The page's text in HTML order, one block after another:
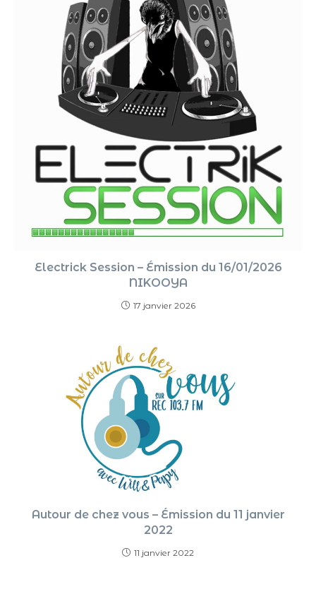
Electrick Session – Émission du 16/01/2026
NIKOOYA
17 janvier 2026
Autour de chez vous – Émission du 11 janvier
2022
11 janvier 2022